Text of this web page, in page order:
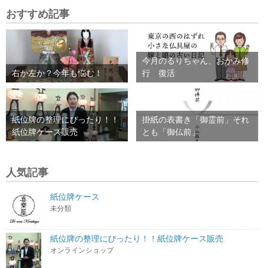
おすすめ記事
右か左か？今年も悩む！
今月のるりちゃん、おかみ修
行 復活
紙位牌の整理にぴったり！！
紙位牌ケース販売
掛紙の表書き「御霊前」それ
とも「御仏前」
人気記事
紙位牌ケース
未分類
紙位牌の整理にぴったり！！紙位牌ケース販売
オンラインショップ